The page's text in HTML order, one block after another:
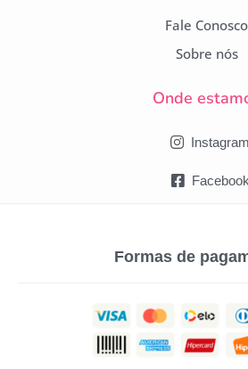
Fale Conosco
Sobre nós
Onde
Instagram
Facebook
Formas de